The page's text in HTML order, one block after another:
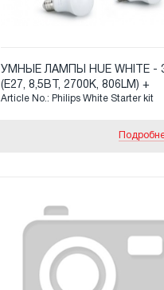
УМНЫЕ ЛАМПЫ HUE WHITE -
(Е27, 8,5ВТ, 2700K, 806LM) +
МАРШРУТИЗАТОР HUE
Article No.: Philips White Starter kit